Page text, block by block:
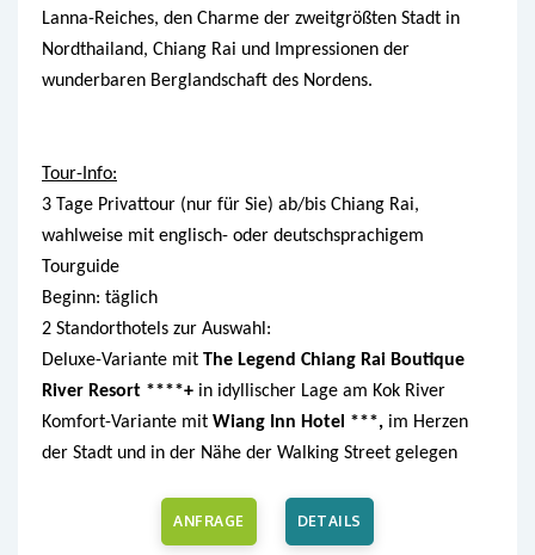
Lanna-Reiches, den Charme der zweitgrößten Stadt in
Nordthailand, Chiang Rai und Impressionen der
wunderbaren Berglandschaft des Nordens.
Tour-Info:
3 Tage Privattour (nur für Sie) ab/bis Chiang Rai,
wahlweise mit englisch- oder deutschsprachigem
Tourguide
Beginn: täglich
2 Standorthotels zur Auswahl:
Deluxe-Variante mit The Legend Chiang Rai Boutique
River Resort ****+ in idyllischer Lage am Kok River
Komfort-Variante mit Wiang Inn Hotel ***, im Herzen
der Stadt und in der Nähe der Walking Street gelegen
ANFRAGE DETAILS